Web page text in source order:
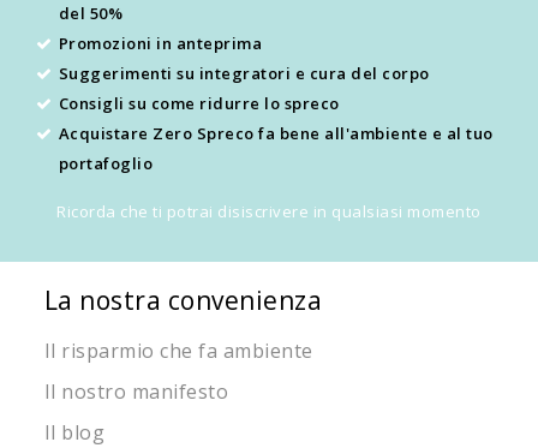
del 50%
Promozioni in anteprima
Suggerimenti su integratori e cura del corpo
Consigli su come ridurre lo spreco
Acquistare Zero Spreco fa bene all'ambiente e al tuo
portafoglio
Ricorda che ti potrai disiscrivere in qualsiasi momento
La nostra convenienza
Il risparmio che fa ambiente
Il nostro manifesto
Il blog